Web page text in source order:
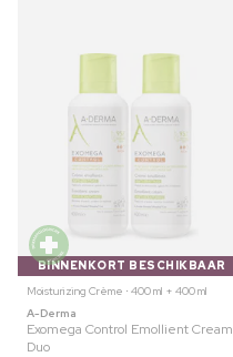
BINNENKORT BESCHIKBAAR
Moisturizing Crème ⋅ 400 ml + 400 ml
A-Derma
Exomega Control Emollient Cream
Duo